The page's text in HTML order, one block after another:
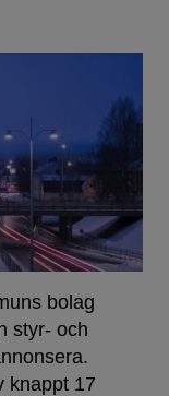
bolag
styr- och
knappt 17